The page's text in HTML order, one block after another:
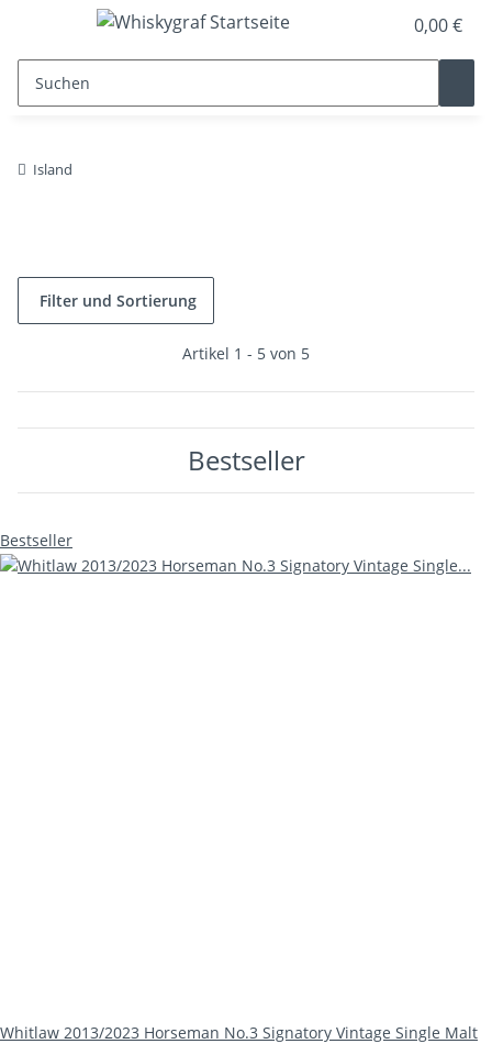
0,00 €
Island
Filter und Sortierung
Artikel 1 - 5 von 5
Bestseller
Bestseller
Whitlaw 2013/2023 Horseman No.3 Signatory Vintage Single Malt